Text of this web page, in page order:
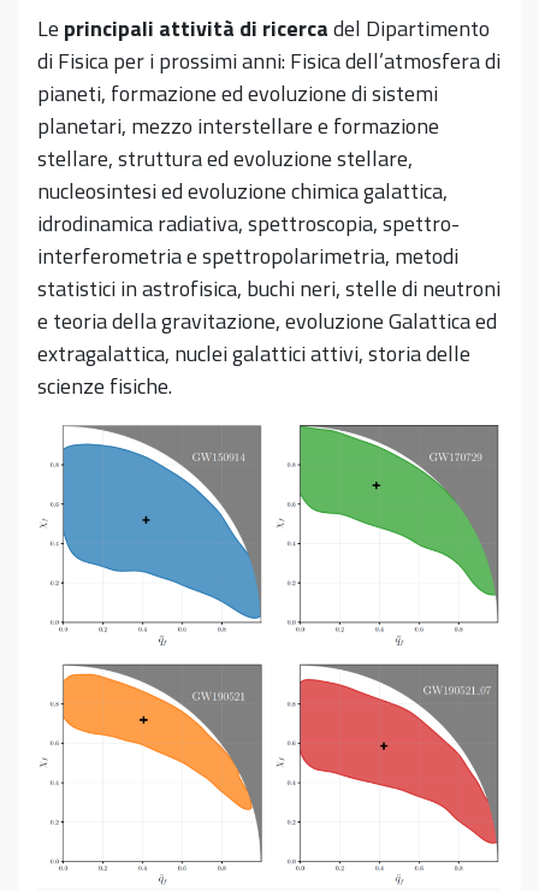
Le principali attività di ricercadel Dipartimento
di Fisica per i prossimi anni: Fisica dell’atmosfera di
pianeti, formazione ed evoluzione di sistemi
planetari, mezzo interstellare e formazione
stellare, struttura ed evoluzione stellare,
nucleosintesi ed evoluzione chimica galattica,
idrodinamica radiativa, spettroscopia, spettro-
interferometria e spettropolarimetria, metodi
statistici in astrofisica, buchi neri, stelle di neutroni
e teoria della gravitazione, evoluzione Galattica ed
extragalattica, nuclei galattici attivi, storia delle
scienze fisiche.